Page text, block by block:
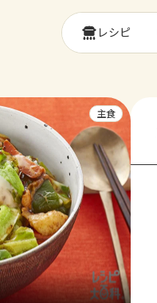
レシピ
主食